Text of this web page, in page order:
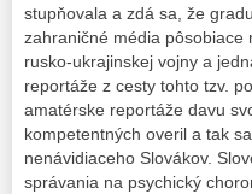
stupňovala a zdá sa, že
zahraničné média pôsobiace
rusko-ukrajinskej vojny a
reportáže z cesty tohto tzv.
amatérske reportáže davu
kompetentných overil a tak
nenávidiaceho Slovákov.
správania na psychický